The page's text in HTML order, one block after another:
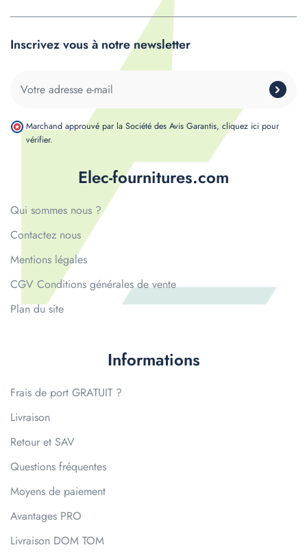
Elec-fournitures.com
Qui sommes nous ?
Contactez nous
Mentions légales
CGV Conditions générales de vente
Plan du site
Informations
Frais de port GRATUIT ?
Livraison
Retour et SAV
Questions fréquentes
Moyens de paiement
Avantages PRO
Livraison DOM TOM
Inscrivez vous à notre newsletter
Marchand approuvé par la Société des Avis Garantis, cliquez ici pour
vérifier.